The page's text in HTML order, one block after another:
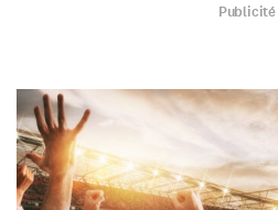
Publicité